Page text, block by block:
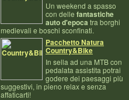
Un weekend a spasso
con delle fantastiche
auto d'epoca tra borghi
medievali e boschi sconfinati.
Pacchetto Natura
Country&Bike
In sella ad una MTB con
pedalata assistita potrai
godere dei paesaggi più
suggestivi, in pieno relax e senza
affaticarti!